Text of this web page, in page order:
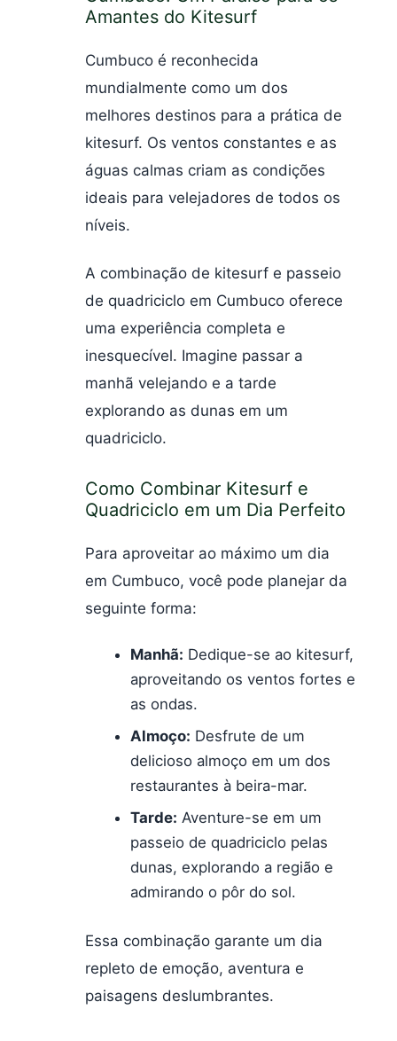
Amantes do Kitesurf
Cumbuco é reconhecida
mundialmente como um dos
melhores destinos para a prática de
kitesurf. Os ventos constantes e as
águas calmas criam as condições
ideais para velejadores de todos os
níveis.
A combinação de kitesurf e passeio
de quadriciclo em Cumbuco oferece
uma experiência completa e
inesquecível. Imagine passar a
manhã velejando e a tarde
explorando as dunas em um
quadriciclo.
Como Combinar Kitesurf e
Quadriciclo em um Dia Perfeito
Para aproveitar ao máximo um dia
em Cumbuco, você pode planejar da
seguinte forma:
Manhã: Dedique-se ao kitesurf,
aproveitando os ventos fortes e
as ondas.
Almoço: Desfrute de um
delicioso almoço em um dos
restaurantes à beira-mar.
Tarde: Aventure-se em um
passeio de quadriciclo pelas
dunas, explorando a região e
admirando o pôr do sol.
Essa combinação garante um dia
repleto de emoção, aventura e
paisagens deslumbrantes.